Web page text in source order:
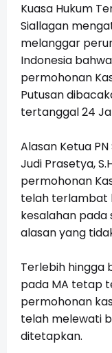
Kuasa Hukum
Siallagan
melanggar
Indonesia
permohonan
Putusan
tertanggal 24
Alasan Ketua
Judi Prasetya,
permohonan
telah terlambat
kesalahan
alasan yang
Terlebih hingga
pada MA tetap
permohonan
telah melewati
ditetapkan.